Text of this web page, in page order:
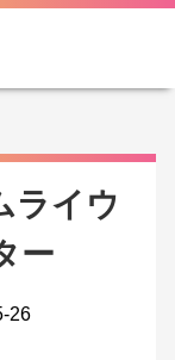
ライウ
ー
26